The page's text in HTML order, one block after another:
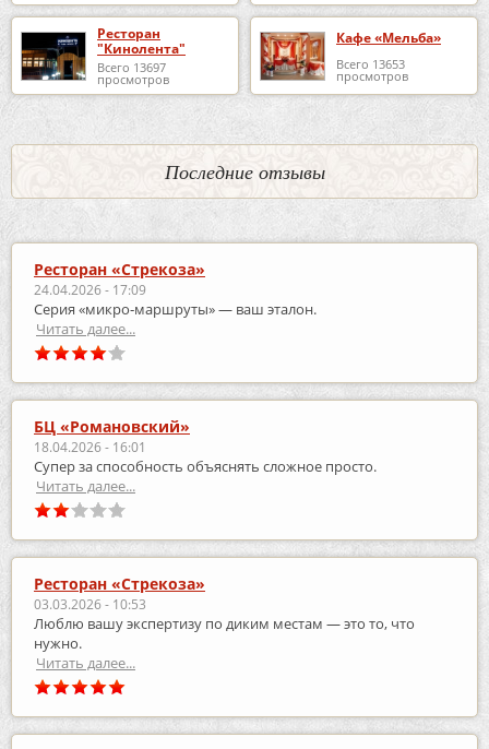
Ресторан
"Кинолента"
Всего 13697
просмотров
Кафе «Мельба»
Всего 13653
просмотров
Последние отзывы
Ресторан «Стрекоза»
24.04.2026 - 17:09
Серия «микро‑маршруты» — ваш эталон.
Читать далее...
БЦ «Романовский»
18.04.2026 - 16:01
Супер за способность объяснять сложное просто.
Читать далее...
Ресторан «Стрекоза»
03.03.2026 - 10:53
Люблю вашу экспертизу по диким местам — это то, что
нужно.
Читать далее...